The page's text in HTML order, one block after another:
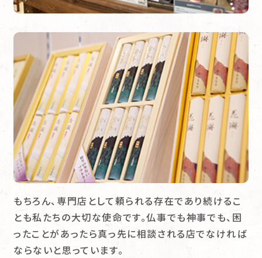
もちろん、専門店として頼られる存在であり続けるこ
とも私たちの大切な使命です。仏事でも神事でも、困
ったことがあったら真っ先に相談される店でなければ
ならないと思っています。